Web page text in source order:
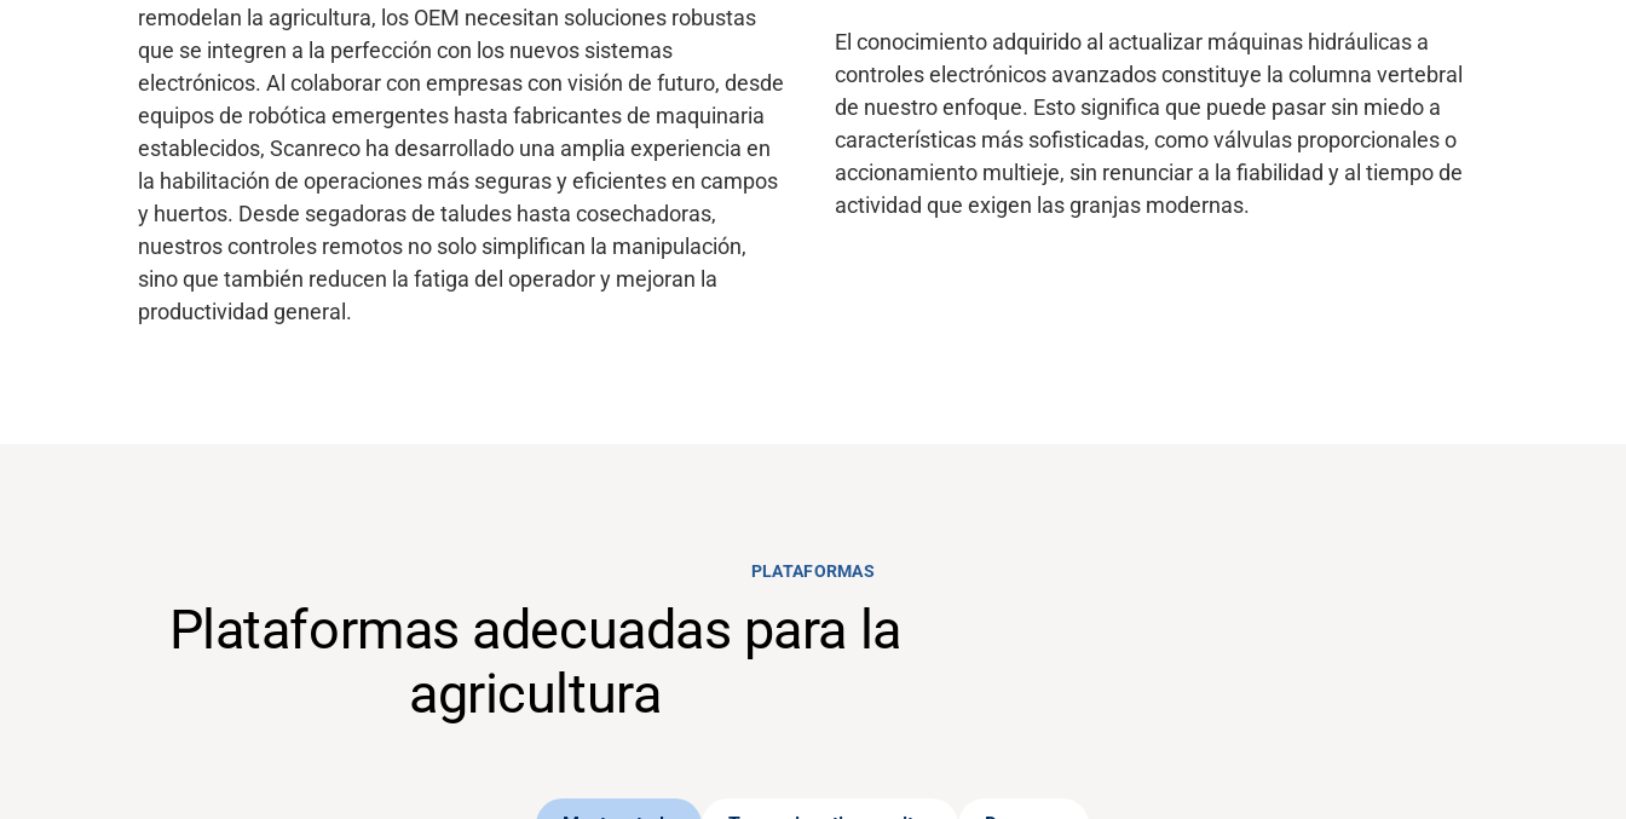
Acerca de nosotros
remodelan la agricultura, los OEM necesitan soluciones robustas
que se integren a la perfección con los nuevos sistemas
electrónicos. Al colaborar con empresas con visión de futuro, desde
equipos de robótica emergentes hasta fabricantes de maquinaria
establecidos, Scanreco ha desarrollado una amplia experiencia en
la habilitación de operaciones más seguras y eficientes en campos
y huertos. Desde segadoras de taludes hasta cosechadoras,
nuestros controles remotos no solo simplifican la manipulación,
sino que también reducen la fatiga del operador y mejoran la
productividad general.
El conocimiento adquirido al actualizar máquinas hidráulicas a
controles electrónicos avanzados constituye la columna vertebral
de nuestro enfoque. Esto significa que puede pasar sin miedo a
características más sofisticadas, como válvulas proporcionales o
accionamiento multieje, sin renunciar a la fiabilidad y al tiempo de
actividad que exigen las granjas modernas.
PLATAFORMAS
Plataformas adecuadas para la
agricultura